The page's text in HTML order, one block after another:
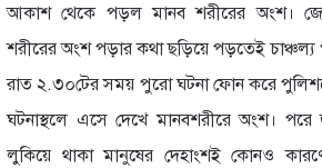
আকাশ থেকে পড়ল মানব শরীরের অংশ।
শরীরের অংশ পড়ার কথা ছড়িয়ে পড়তেই চাঞ্চল্য
রাত ২.৩০টের সময় পুরো ঘটনা ফোন করে
ঘটনাস্থলে এসে দেখে মানবশরীরে অংশ। পরে
লুকিয়ে থাকা মানুষের দেহাংশই কোনও